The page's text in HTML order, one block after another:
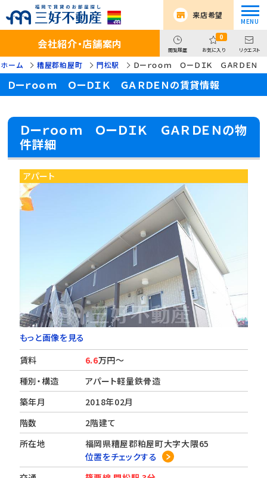
来店希望
会社紹介・店舗案内 閲覧履歴
0
お気に入り リクエスト
ーム 糟屋郡粕屋町 門松駅 Ｄーｒｏｏｍ ＯーＤＩＫ ＧＡＲＤＥＮ
Ｄーｒｏｏｍ ＯーＤＩＫ ＧＡＲＤＥＮの賃貸情報
Ｄーｒｏｏｍ ＯーＤＩＫ ＧＡＲＤＥＮの物
件詳細
アパート
もっと画像を見る
賃料
6.6万円～
種別・構造
アパート軽量鉄骨造
築年月
2018年02月
階数
2階建て
所在地
福岡県糟屋郡粕屋町大字大隈65
位置をチェックする